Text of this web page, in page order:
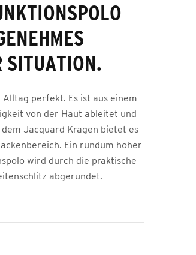
SITUATION.
perfekt. Es ist aus einem
von der Haut ableitet und
Jacquard Kragen bietet es
Ein rundum hoher
wird durch die praktische
abgerundet.